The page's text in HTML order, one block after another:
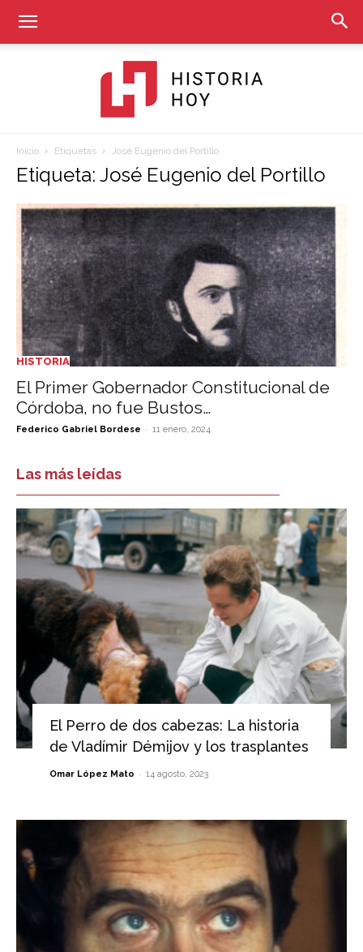
Historia
Hoy
Inicio Etiquetas José Eugenio del Portillo
Etiqueta: José Eugenio del Portillo
HISTORIA
El Primer Gobernador Constitucional de
Córdoba, no fue Bustos…
Federico Gabriel Bordese - 11 enero, 2024
Las más leídas
El Perro de dos cabezas: La historia
de Vladímir Démijov y los trasplantes
Omar López Mato - 14 agosto, 2023